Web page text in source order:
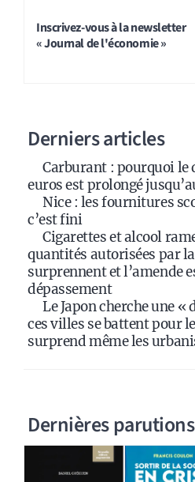
Inscrivez-vous à la newsletter
« Journal de l'économie »
Derniers articles
Carburant : pourquoi le
euros est prolongé
Nice : les fournitures
c’est fini
Cigarettes et alcool
quantités autorisées par
surprennent et l’amende
dépassement
Le Japon cherche une «
ces villes se battent pour
surprend même les
Dernières parutions